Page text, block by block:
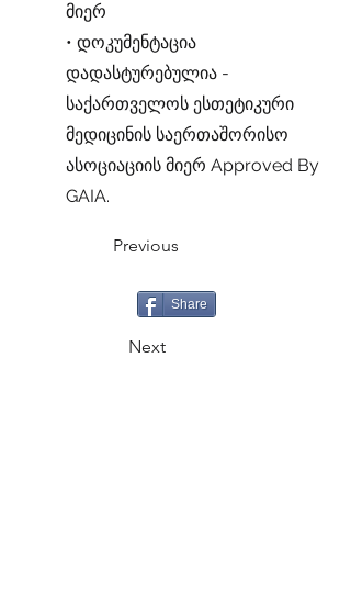
მიერ
• დოკუმენტაცია
დადასტურებულია -
საქართველოს ესთეტიკური
მედიცინის საერთაშორისო
ასოციაციის მიერ Approved By
GAIA.
Previous
Share
Next